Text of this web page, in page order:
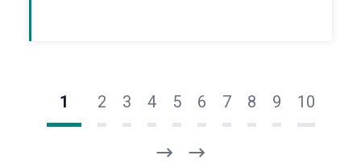
1 2 3 4 5 6 7 8 9 10